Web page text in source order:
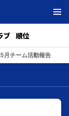
ブ 順位
月チーム活動報告